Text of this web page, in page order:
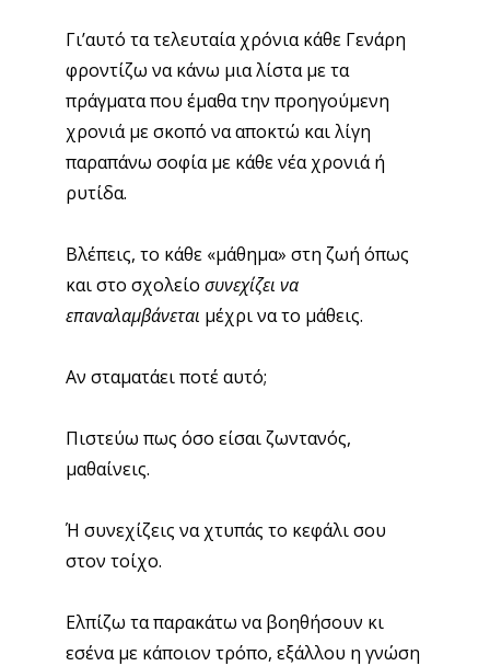
Γι’αυτό τα τελευταία χρόνια κάθε Γενάρη
φροντίζω να κάνω μια λίστα με τα
πράγματα που έμαθα την προηγούμενη
χρονιά με σκοπό να αποκτώ και λίγη
παραπάνω σοφία με κάθε νέα χρονιά ή
ρυτίδα.
Βλέπεις, το κάθε «μάθημα» στη ζωή όπως
και στο σχολείο συνεχίζει να
επαναλαμβάνεται μέχρι να το μάθεις.
Αν σταματάει ποτέ αυτό;
Πιστεύω πως όσο είσαι ζωντανός,
μαθαίνεις.
Ή συνεχίζεις να χτυπάς το κεφάλι σου
στον τοίχο.
Ελπίζω τα παρακάτω να βοηθήσουν κι
εσένα με κάποιον τρόπο, εξάλλου η γνώση